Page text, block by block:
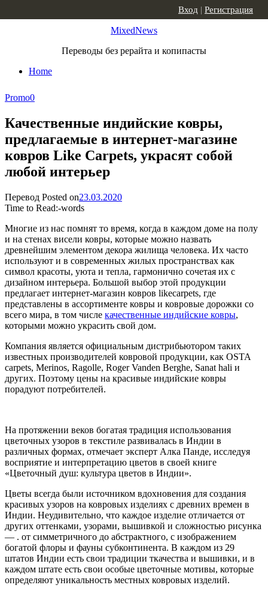
MixedNews
Переводы без рерайта и копипасты
Home
Вход | Регистрация
Promo0
Качественные индийские ковры,
предлагаемые в интернет-магазине
ковров Like Carpets, украсят собой
любой интерьер
Перевод Posted on23.03.2020
Time to Read:-words
Многие из нас помнят то время, когда в каждом доме на полу
и на стенах висели ковры, которые можно назвать
древнейшим элементом декора жилища человека. Их часто
используют и в современных жилых пространствах как
символ красоты, уюта и тепла, гармонично сочетая их с
дизайном интерьера. Большой выбор этой продукции
предлагает интернет-магазин ковров likecarpets, где
представлены в ассортименте ковры и ковровые дорожки со
всего мира, в том числе качественные индийские ковры,
которыми можно украсить свой дом.
Компания является официальным дистрибьютором таких
известных производителей ковровой продукции, как OSTA
carpets, Merinos, Ragolle, Roger Vanden Berghe, Sanat hali и
других. Поэтому цены на красивые индийские ковры
порадуют потребителей.
На протяжении веков богатая традиция использования
цветочных узоров в текстиле развивалась в Индии в
различных формах, отмечает эксперт Алка Панде, исследуя
восприятие и интерпретацию цветов в своей книге
«Цветочный душ: культура цветов в Индии».
Цветы всегда были источником вдохновения для создания
красивых узоров на ковровых изделиях с древних времен в
Индии. Неудивительно, что каждое изделие отличается от
других оттенками, узорами, вышивкой и сложностью рисунка
— . от симметричного до абстрактного, с изображением
богатой флоры и фауны субконтинента. В каждом из 29
штатов Индии есть свои традиции ткачества и вышивки, и в
каждом штате есть свои особые цветочные мотивы, которые
определяют уникальность местных ковровых изделий.